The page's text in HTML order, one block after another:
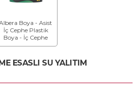
Boya - Asist
İç Cephe Plastik
Boya - İç Cephe
Boyası
ESASLI SU YALITIM